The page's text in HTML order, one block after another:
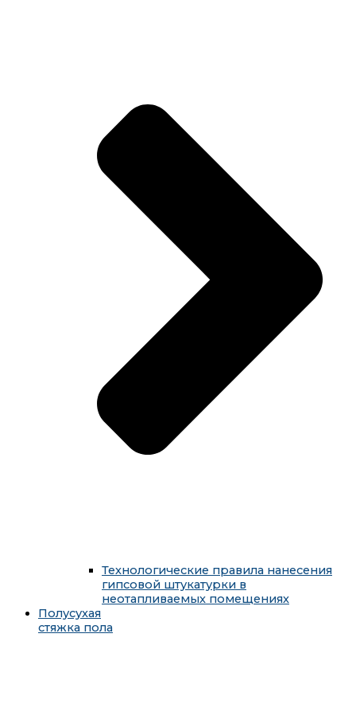
Технологические правила нанесения
гипсовой штукатурки в
неотапливаемых помещениях
Полусухая
стяжка пола